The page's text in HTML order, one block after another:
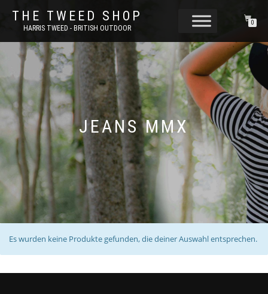
THE TWEED SHOP
HARRIS TWEED - BRITISH OUTDOOR
0
JEANS MMX
Es wurden keine Produkte gefunden, die deiner Auswahl entsprechen.